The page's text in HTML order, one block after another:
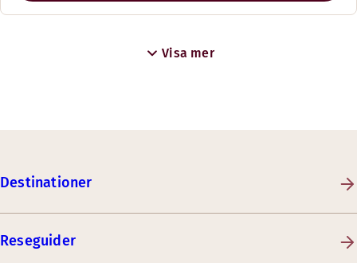
Visa mer
Destinationer
Reseguider